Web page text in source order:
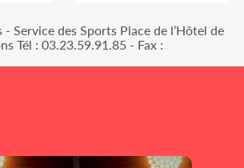
Service des Sports Place de l’Hôtel de
Tél : 03.23.59.91.85 - Fax :